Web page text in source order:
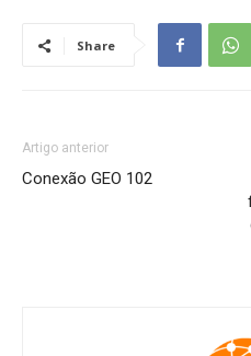
Share
Artigo anterior
Conexão GEO 102